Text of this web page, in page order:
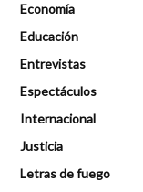
Economía
Educación
Entrevistas
Espectáculos
Internacional
Justicia
Letras de fuego